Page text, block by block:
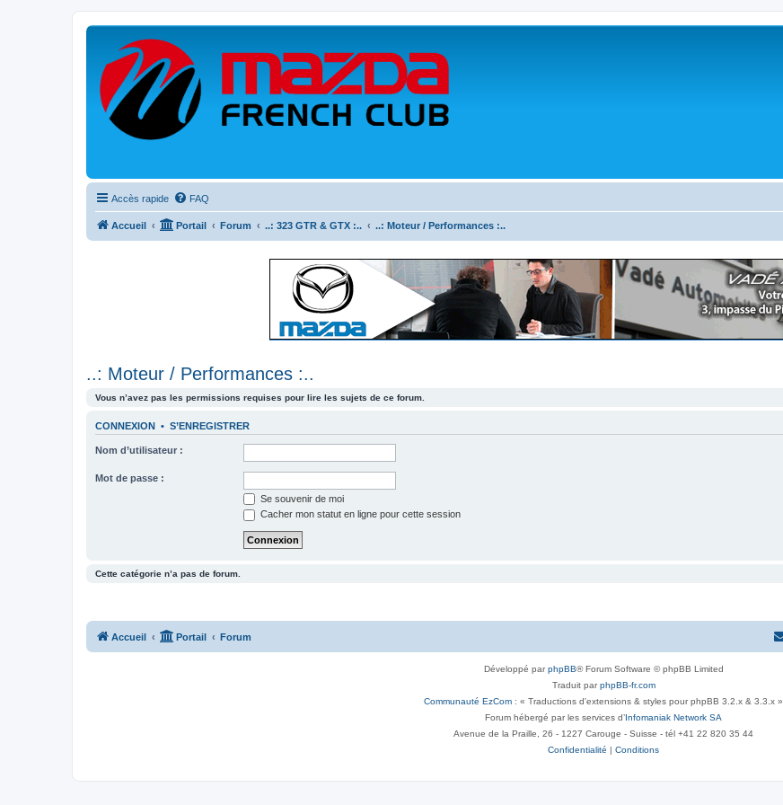
Accès rapide FAQ
Accueil Portail Forum ..: 323 GTR & GTX :.. ..: Moteur / Performances :..
..: Moteur / Performances :..
Vous n’avez pas les permissions requises pour lire les sujets de ce forum.
CONNEXION • S’ENREGISTRER
Nom d’utilisateur :
Mot de passe :
Se souvenir de moi
Cacher mon statut en ligne pour cette session
Cette catégorie n’a pas de forum.
Accueil Portail Forum
Développé parphpBB® Forum Software © phpBB Limited
Traduit parphpBB-fr.com
Communauté EzCom : « Traductions d'extensions & styles pour phpBB 3.2.x & 3.3.x »
Forum hébergé par les services d’Infomaniak Network SA
Avenue de la Praille, 26 - 1227 Carouge - Suisse - tél +41 22 820 35 44
Confidentialité | Conditions